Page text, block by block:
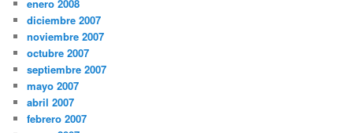
enero 2008
diciembre 2007
noviembre 2007
octubre 2007
septiembre 2007
mayo 2007
abril 2007
febrero 2007